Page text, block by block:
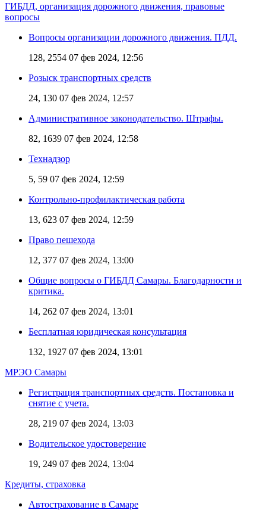
ГИБДД, организация дорожного движения, правовые
вопросы
Вопросы организации дорожного движения. ПДД.
128, 2554 07 фев 2024, 12:56
Розыск транспортных средств
24, 130 07 фев 2024, 12:57
Административное законодательство. Штрафы.
82, 1639 07 фев 2024, 12:58
Технадзор
5, 59 07 фев 2024, 12:59
Контрольно-профилактическая работа
13, 623 07 фев 2024, 12:59
Право пешехода
12, 377 07 фев 2024, 13:00
Общие вопросы о ГИБДД Самары. Благодарности и
критика.
14, 262 07 фев 2024, 13:01
Бесплатная юридическая консультация
132, 1927 07 фев 2024, 13:01
МРЭО Самары
Регистрация транспортных средств. Постановка и
снятие с учета.
28, 219 07 фев 2024, 13:03
Водительское удостоверение
19, 249 07 фев 2024, 13:04
Кредиты, страховка
Автострахование в Самаре